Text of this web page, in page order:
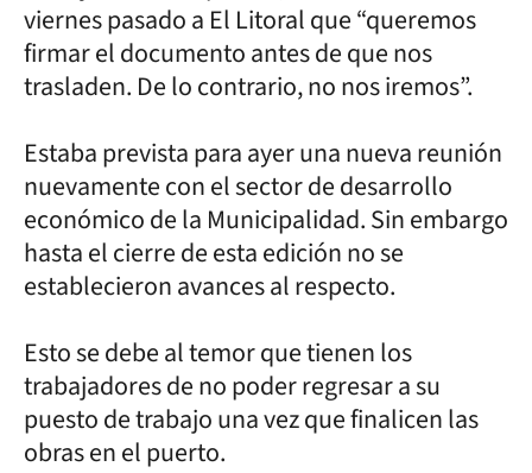
viernes pasado a El Litoral que “queremos
firmar el documento antes de que nos
trasladen. De lo contrario, no nos iremos”.
Estaba prevista para ayer una nueva reunión
nuevamente con el sector de desarrollo
económico de la Municipalidad. Sin embargo
hasta el cierre de esta edición no se
establecieron avances al respecto.
Esto se debe al temor que tienen los
trabajadores de no poder regresar a su
puesto de trabajo una vez que finalicen las
obras en el puerto.